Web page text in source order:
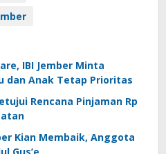
IBI Jember Minta
dan Anak Tetap Prioritas
Rencana Pinjaman Rp
Kian Membaik, Anggota